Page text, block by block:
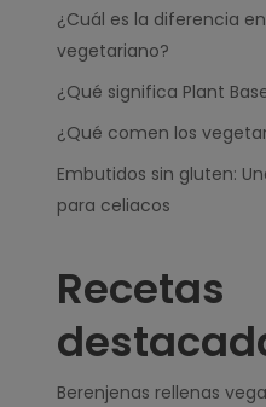
¿Cuál es la diferencia
vegetariano?
¿Qué significa Plant
¿Qué comen los
Embutidos sin gluten:
para celiacos
Recetas
Berenjenas rellenas